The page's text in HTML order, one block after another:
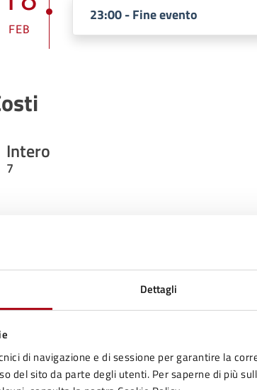
Dettagli
di navigazione e di sessione per garantire la
del sito da parte degli utenti. Per saperne di più
FEB
23:00 - Fine evento
Intero
7
Sportello Unico Attività Produttive e Turismo